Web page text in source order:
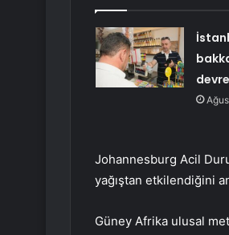
Johannesburg Acil
yağıştan etkilendiğini
Güney Afrika ulusal